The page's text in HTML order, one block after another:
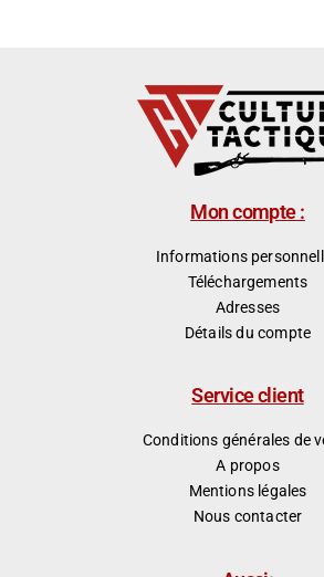
Mon compte :
Informations
Téléchargements
Adresses
Détails du compte
Service client
Conditions générales de
A propos
Mentions légales
Nous contacter